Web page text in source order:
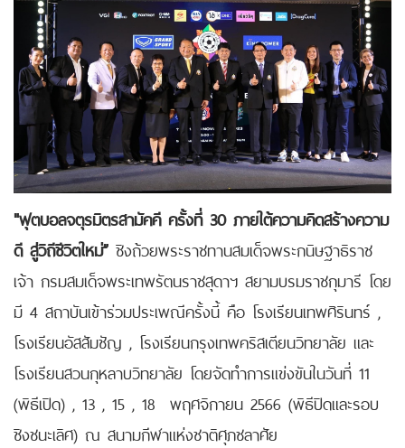
"ฟุตบอลจตุรมิตรสามัคคี ครั้งที่ 30 ภายใต้ความคิดสร้างความ
ดี สู่วิถีชีวิตใหม่” ชิงถ้วยพระราชทานสมเด็จพระกนิษฐาธิราช
เจ้า กรมสมเด็จพระเทพรัตนราชสุดาฯ สยามบรมราชกุมารี โดย
มี 4 สถาบันเข้าร่วมประเพณีครั้งนี้ คือ โรงเรียนเทพศิรินทร์ ,
โรงเรียนอัสสัมชัญ , โรงเรียนกรุงเทพคริสเตียนวิทยาลัย และ
โรงเรียนสวนกุหลาบวิทยาลัย โดยจัดทำการแข่งขันในวันที่ 11
(พิธีเปิด) , 13 , 15 , 18 พฤศจิกายน 2566 (พิธีปิดและรอบ
ชิงชนะเลิศ) ณ สนามกีฬาแห่งชาติศุภชลาศัย